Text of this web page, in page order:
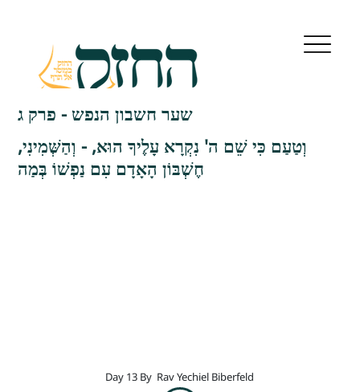
שער חשבון הנפש - פרק ג
וְטַעַם כִּי שֵׁם ה' נִקְרָא עָלֶיךָ הוּא, - וְהַשְּׁמִינִי,
חֶשְׁבּוֹן הָאָדָם עִם נַפְשׁוֹ בְּמַה
Day 13 By Rav Yechiel Biberfeld